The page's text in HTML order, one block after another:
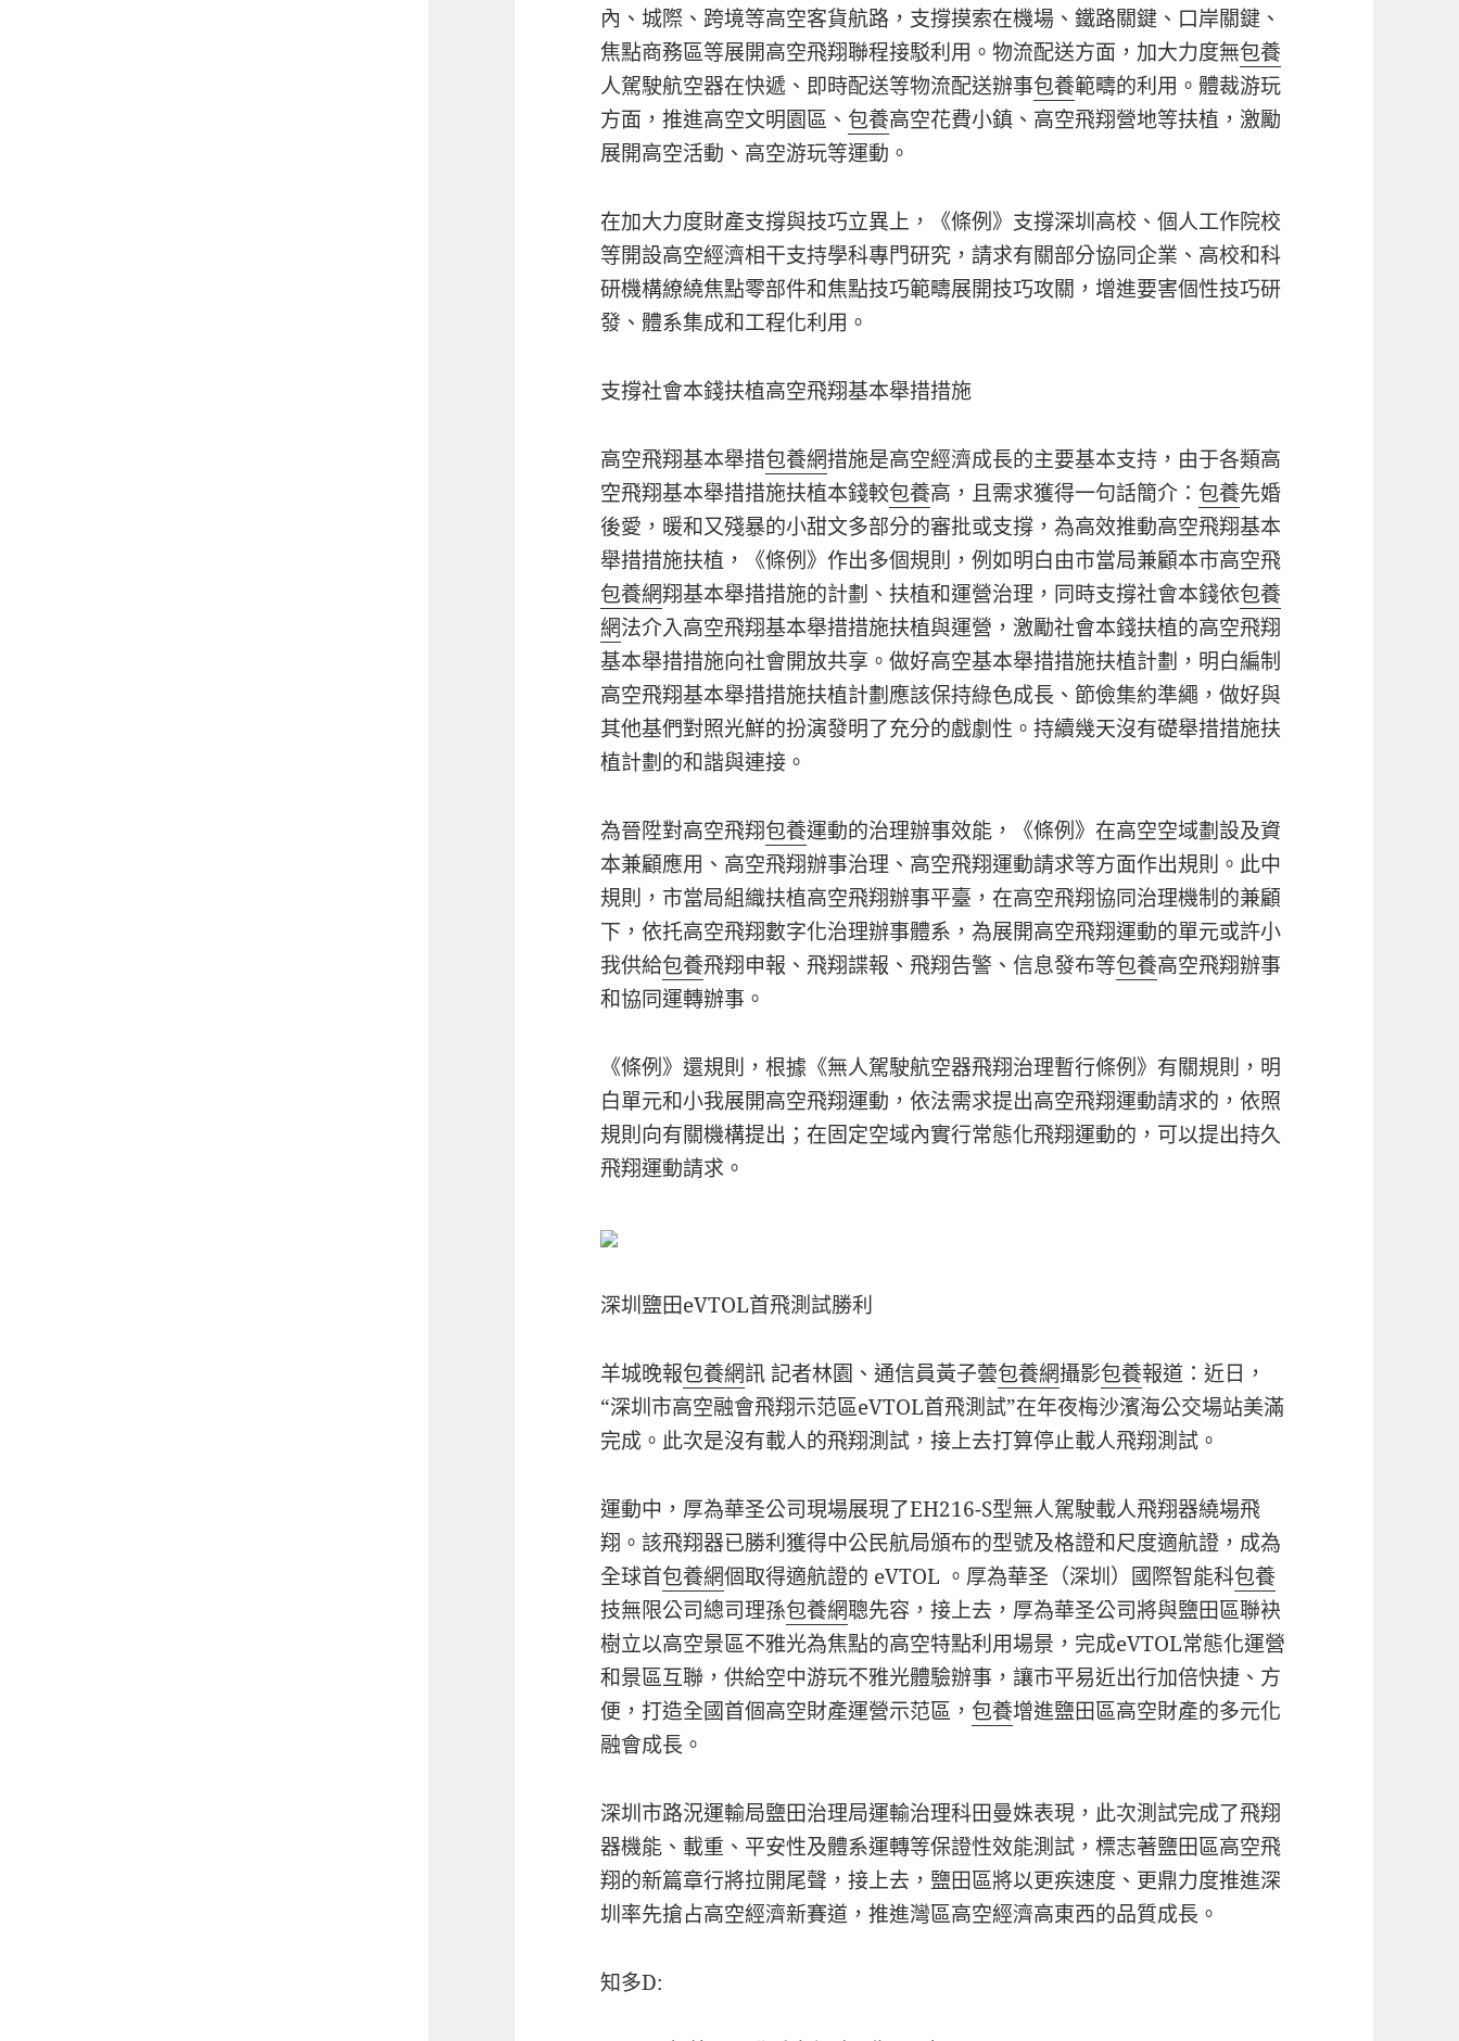
內、城際、跨境等高空客貨航路，支撐摸索在機場、鐵路關鍵、口岸關鍵、
焦點商務區等展開高空飛翔聯程接駁利用。物流配送方面，加大力度無包養
人駕駛航空器在快遞、即時配送等物流配送辦事包養範疇的利用。體裁游玩
方面，推進高空文明園區、 包養高空花費小鎮、高空飛翔營地等扶植，激勵
展開高空活動、高空游玩等運動。
在加大力度財產支撐與技巧立異上，《條例》支撐深圳高校、個人工作院校
等開設高空經濟相干支持學科專門研究，請求有關部分協同企業、高校和科
研機構繚繞焦點零部件和焦點技巧範疇展開技巧攻關，增進要害個性技巧研
發、體系集成和工程化利用。
支撐社會本錢扶植高空飛翔基本舉措措施
高空飛翔基本舉措包養網措施是高空經濟成長的主要基本支持，由于各類高
空飛翔基本舉措措施扶植本錢較包養高，且需求獲得一句話簡介： 包養先婚
後愛，暖和又殘暴的小甜文多部分的審批或支撐，為高效推動高空飛翔基本
舉措措施扶植，《條例》作出多個規則，例如明白由市當局兼顧本市高空飛
包養網翔基本舉措措施的計劃、扶植和運營治理，同時支撐社會本錢依包養
網法介入高空飛翔基本舉措措施扶植與運營，激勵社會本錢扶植的高空飛翔
基本舉措措施向社會開放共享。做好高空基本舉措措施扶植計劃，明白編制
高空飛翔基本舉措措施扶植計劃應該保持綠色成長、節儉集約準繩，做好與
其他基們對照光鮮的扮演發明了充分的戲劇性。持續幾天沒有礎舉措措施扶
植計劃的和諧與連接。
為晉陞對高空飛翔包養運動的治理辦事效能，《條例》在高空空域劃設及資
本兼顧應用、高空飛翔辦事治理、高空飛翔運動請求等方面作出規則。此中
規則，市當局組織扶植高空飛翔辦事平臺，在高空飛翔協同治理機制的兼顧
下，依托高空飛翔數字化治理辦事體系，為展開高空飛翔運動的單元或許小
我供給包養飛翔申報、飛翔諜報、飛翔告警、信息發布等包養高空飛翔辦事
和協同運轉辦事。
《條例》還規則，根據《無人駕駛航空器飛翔治理暫行條例》有關規則，明
白單元和小我展開高空飛翔運動，依法需求提出高空飛翔運動請求的，依照
規則向有關機構提出；在固定空域內實行常態化飛翔運動的，可以提出持久
飛翔運動請求。
深圳鹽田eVTOL首飛測試勝利
羊城晚報包養網訊 記者林園、通信員黃子蕓包養網攝影包養報道：近日，
“深圳市高空融會飛翔示范區eVTOL首飛測試”在年夜梅沙濱海公交場站美滿
完成。此次是沒有載人的飛翔測試，接上去打算停止載人飛翔測試。
運動中，厚為華圣公司現場展現了EH216-S型無人駕駛載人飛翔器繞場飛
翔。該飛翔器已勝利獲得中公民航局頒布的型號及格證和尺度適航證，成為
全球首包養網個取得適航證的 eVTOL 。厚為華圣（深圳）國際智能科包養
技無限公司總司理孫包養網聰先容，接上去，厚為華圣公司將與鹽田區聯袂
樹立以高空景區不雅光為焦點的高空特點利用場景，完成eVTOL常態化運營
和景區互聯，供給空中游玩不雅光體驗辦事，讓市平易近出行加倍快捷、方
便，打造全國首個高空財產運營示范區， 包養增進鹽田區高空財產的多元化
融會成長。
深圳市路況運輸局鹽田治理局運輸治理科田曼姝表現，此次測試完成了飛翔
器機能、載重、平安性及體系運轉等保證性效能測試，標志著鹽田區高空飛
翔的新篇章行將拉開尾聲，接上去，鹽田區將以更疾速度、更鼎力度推進深
圳率先搶占高空經濟新賽道，推進灣區高空經濟高東西的品質成長。
知多D: